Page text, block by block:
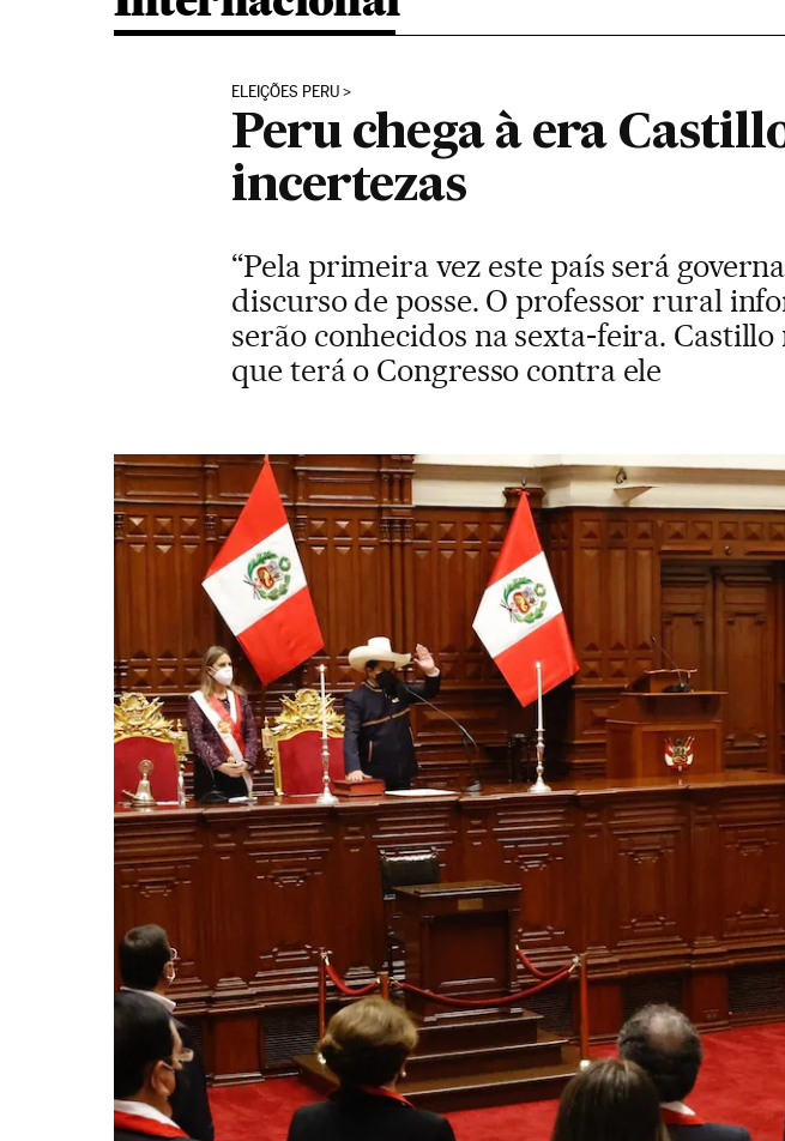
ELEIÇÕES PERU
Peru chega à era
incertezas
“Pela primeira vez este país será
discurso de posse. O professor rural
serão conhecidos na sexta-feira.
que terá o Congresso contra ele